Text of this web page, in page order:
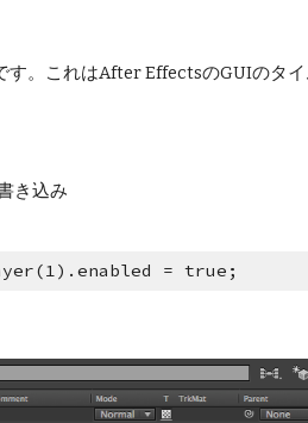
。これはAfter EffectsのGUIのタ
き込み
= true;